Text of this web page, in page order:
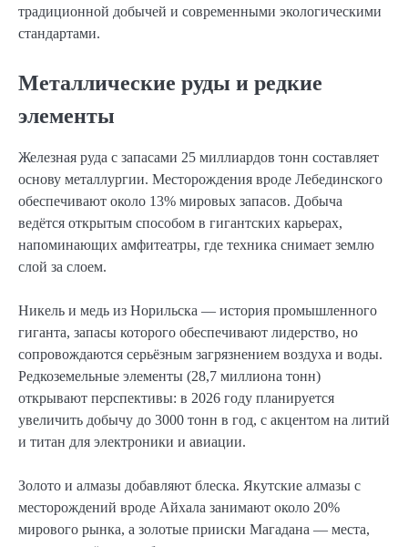
традиционной добычей и современными экологическими
стандартами.
Металлические руды и редкие
элементы
Железная руда с запасами 25 миллиардов тонн составляет
основу металлургии. Месторождения вроде Лебединского
обеспечивают около 13% мировых запасов. Добыча
ведётся открытым способом в гигантских карьерах,
напоминающих амфитеатры, где техника снимает землю
слой за слоем.
Никель и медь из Норильска — история промышленного
гиганта, запасы которого обеспечивают лидерство, но
сопровождаются серьёзным загрязнением воздуха и воды.
Редкоземельные элементы (28,7 миллиона тонн)
открывают перспективы: в 2026 году планируется
увеличить добычу до 3000 тонн в год, с акцентом на литий
и титан для электроники и авиации.
Золото и алмазы добавляют блеска. Якутские алмазы с
месторождений вроде Айхала занимают около 20%
мирового рынка, а золотые прииски Магадана — места,